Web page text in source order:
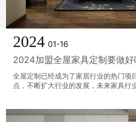
2024 01-16
2024加盟全屋家具定制要做
全屋定制已经成为了家居行业的热门项
点，不断扩大行业的发展，未来家具行
方向发展。很多投资者都看好这样的行